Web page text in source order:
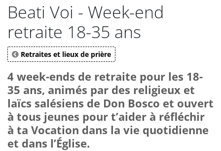
Beati Voi - Week-end
retraite 18-35 ans
Retraites et lieux de prière
4 week-ends de retraite pour les 18-
35 ans, animés par des religieux et
laïcs salésiens de Don Bosco et ouvert
à tous jeunes pour t’aider à réfléchir
à ta Vocation dans la vie quotidienne
et dans l’Église.